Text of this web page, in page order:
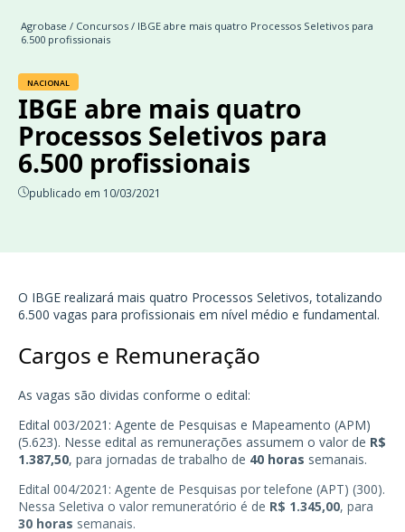
Agrobase / Concursos / IBGE abre mais quatro Processos Seletivos para
6.500 profissionais
NACIONAL
IBGE abre mais quatro
Processos Seletivos para
6.500 profissionais
publicado em 10/03/2021
O IBGE realizará mais quatro Processos Seletivos, totalizando
6.500 vagas para profissionais em nível médio e fundamental.
Cargos e Remuneração
As vagas são dividas conforme o edital:
Edital 003/2021: Agente de Pesquisas e Mapeamento (APM)
(5.623). Nesse edital as remunerações assumem o valor de R$
1.387,50, para jornadas de trabalho de 40 horas semanais.
Edital 004/2021: Agente de Pesquisas por telefone (APT) (300).
Nessa Seletiva o valor remuneratório é de R$ 1.345,00, para
30 horas semanais.